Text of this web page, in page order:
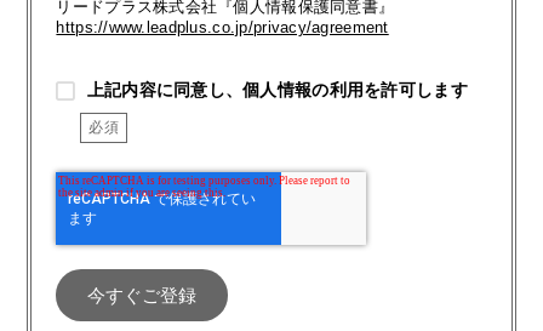
リードプラス株式会社『個人情報保護同意書』
https://www.leadplus.co.jp/privacy/agreement
上記内容に同意し、個人情報の利用を許可します